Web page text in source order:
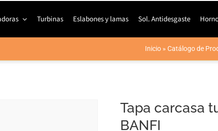
Turbinas Eslabones y lamas Sol. Antidesgaste
Inicio » Catálogo de
Tapa carcasa
BANFI